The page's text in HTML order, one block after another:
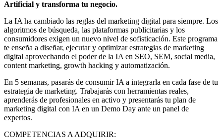
Artificial y transforma tu negocio.
La IA ha cambiado las reglas del marketing digital para siempre. Los
algoritmos de búsqueda, las plataformas publicitarias y los
consumidores exigen un nuevo nivel de sofisticación. Este programa
te enseña a diseñar, ejecutar y optimizar estrategias de marketing
digital aprovechando el poder de la IA en SEO, SEM, social media,
content marketing, growth hacking y automatización.
En 5 semanas, pasarás de consumir IA a integrarla en cada fase de tu
estrategia de marketing. Trabajarás con herramientas reales,
aprenderás de profesionales en activo y presentarás tu plan de
marketing digital con IA en un Demo Day ante un panel de
expertos.
COMPETENCIAS A ADQUIRIR: